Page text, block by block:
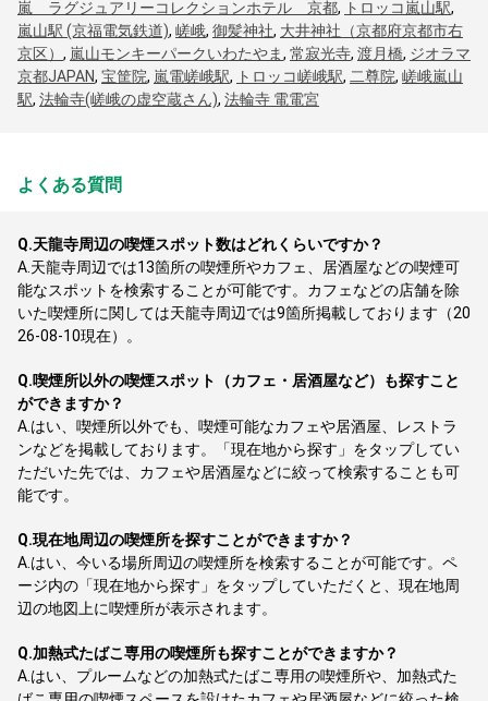
嵐 ラグジュアリーコレクションホテル 京都, トロッコ嵐山駅,
嵐山駅 (京福電気鉄道), 嵯峨, 御髪神社, 大井神社（京都府京都市右
京区） , 嵐山モンキーパークいわたやま, 常寂光寺, 渡月橋, ジオラマ
京都JAPAN, 宝筐院, 嵐電嵯峨駅, トロッコ嵯峨駅, 二尊院, 嵯峨嵐山
駅, 法輪寺(嵯峨の虚空蔵さん), 法輪寺 電電宮
よくある質問
Q.天龍寺周辺の喫煙スポット数はどれくらいですか？
A. 天龍寺周辺では13箇所の喫煙所やカフェ、居酒屋などの喫煙可
能なスポットを検索することが可能です。カフェなどの店舗を除
いた喫煙所に関しては天龍寺周辺では9箇所掲載しております（20
26-08-10現在）。
Q.喫煙所以外の喫煙スポット（カフェ・居酒屋など）も探すこと
ができますか？
A. はい、喫煙所以外でも、喫煙可能なカフェや居酒屋、レストラ
ンなどを掲載しております。「現在地から探す」をタップしてい
ただいた先では、カフェや居酒屋などに絞って検索することも可
能です。
Q.現在地周辺の喫煙所を探すことができますか？
A. はい、今いる場所周辺の喫煙所を検索することが可能です。ペ
ージ内の「現在地から探す」をタップしていただくと、現在地周
辺の地図上に喫煙所が表示されます。
Q.加熱式たばこ専用の喫煙所も探すことができますか？
A. はい、プルームなどの加熱式たばこ専用の喫煙所や、加熱式た